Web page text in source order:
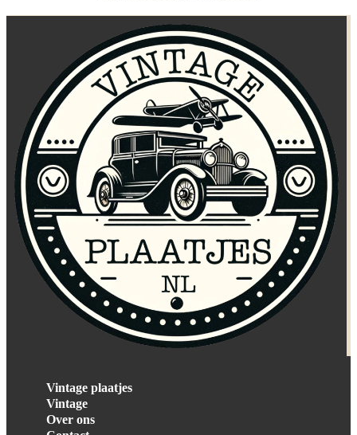
Vintage plaatjes
Vintage
Over ons